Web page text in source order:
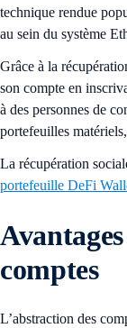
technique rendue
au sein du système
Grâce à la
son compte en
à des personnes de
portefeuilles
La récupération
portefeuille DeFi
comptes
L’abstraction des